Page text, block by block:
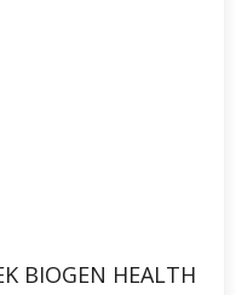
BIOGEN HEALTH